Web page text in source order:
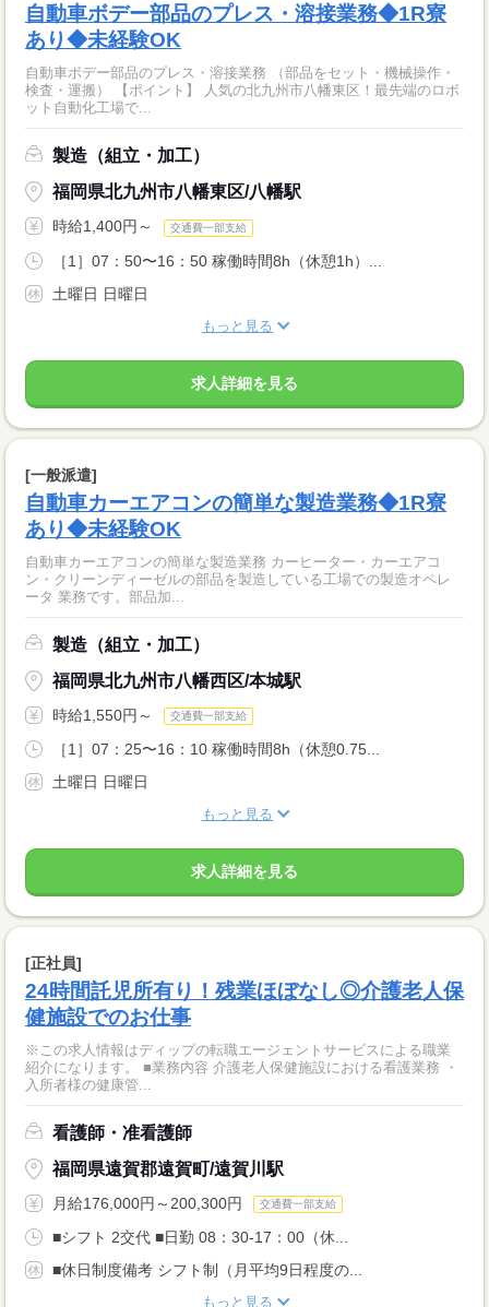
自動車ボデー部品のプレス・溶接業務◆1R寮
あり◆未経験OK
自動車ボデー部品のプレス・溶接業務 （部品をセット・機械操作・
検査・運搬） 【ポイント】 人気の北九州市八幡東区！最先端のロボ
ット自動化工場で...
製造（組立・加工）
福岡県北九州市八幡東区/八幡駅
時給1,400円～ 交通費一部支給
［1］07：50〜16：50 稼働時間8h（休憩1h）...
土曜日 日曜日
もっと見る
求人詳細を見る
[一般派遣]
自動車カーエアコンの簡単な製造業務◆1R寮
あり◆未経験OK
自動車カーエアコンの簡単な製造業務 カーヒーター・カーエアコ
ン・クリーンディーゼルの部品を製造している工場での製造オペレ
ータ 業務です。部品加...
製造（組立・加工）
福岡県北九州市八幡西区/本城駅
時給1,550円～ 交通費一部支給
［1］07：25〜16：10 稼働時間8h（休憩0.75...
土曜日 日曜日
もっと見る
求人詳細を見る
[正社員]
24時間託児所有り！残業ほぼなし◎介護老人保
健施設でのお仕事
※この求人情報はディップの転職エージェントサービスによる職業
紹介になります。 ■業務内容 介護老人保健施設における看護業務 ・
入所者様の健康管...
看護師・准看護師
福岡県遠賀郡遠賀町/遠賀川駅
月給176,000円～200,300円 交通費一部支給
■シフト 2交代 ■日勤 08：30-17：00（休...
■休日制度備考 シフト制（月平均9日程度の...
もっと見る